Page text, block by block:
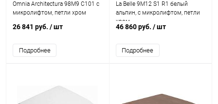
Omnia Architectura 98M9 C101 с
микролифтом, петли хром
26 841 руб. / шт
Подробнее
La Belle 9M12 S1 R1 белый
альпин, с микролифтом, петли
хром
46 860 руб. / шт
Подробнее